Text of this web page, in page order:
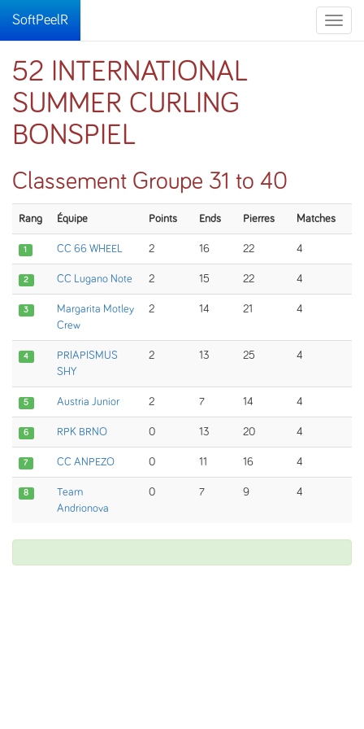
Toggle
SoftPeelR
52 INTERNATIONAL
SUMMER CURLING
BONSPIEL
Classement Groupe 31 to 40
Rang Équipe Points Ends Pierres Matches
1 CC 66 WHEEL 2 16 22 4
2 CC Lugano Note 2 15 22 4
3
Margarita Motley
Crew
2 14 21 4
4
PRIAPISMUS
SHY
2 13 25 4
5 Austria Junior 2 7 14 4
6 RPK BRNO 0 13 20 4
7 CC ANPEZO 0 11 16 4
8
Team
Andrionova
0 7 9 4